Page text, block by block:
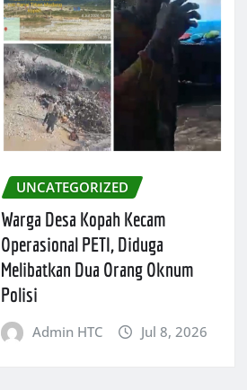
UNCATEGORIZED
Warga Desa Kopah Kecam
Operasional PETI, Diduga
Melibatkan Dua Orang Oknum
Polisi
Admin HTC Jul 8, 2026